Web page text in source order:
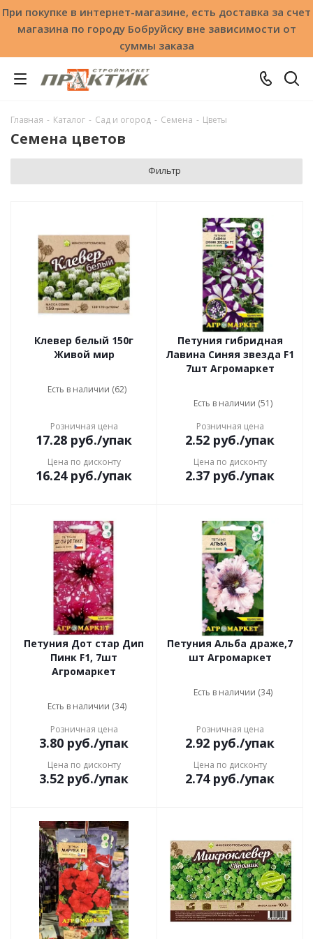
При покупке в интернет-магазине, есть доставка за счет
магазина по городу Бобруйску вне зависимости от
суммы заказа
Главная - Каталог - Сад и огород - Семена - Цветы
Семена цветов
Фильтр
Клевер белый 150г
Живой мир
Есть в наличии (62)
Розничная цена
17.28 руб./упак
Цена по дисконту
16.24руб./упак
Петуния гибридная
Лавина Синяя звезда F1
7шт Агромаркет
Есть в наличии (51)
Розничная цена
2.52 руб./упак
Цена по дисконту
2.37 руб./упак
Петуния Дот стар Дип
Пинк F1, 7шт
Агромаркет
Есть в наличии (34)
Розничная цена
3.80 руб./упак
Цена по дисконту
3.52 руб./упак
Петуния Альба драже,7
шт Агромаркет
Есть в наличии (34)
Розничная цена
2.92 руб./упак
Цена по дисконту
2.74руб./упак